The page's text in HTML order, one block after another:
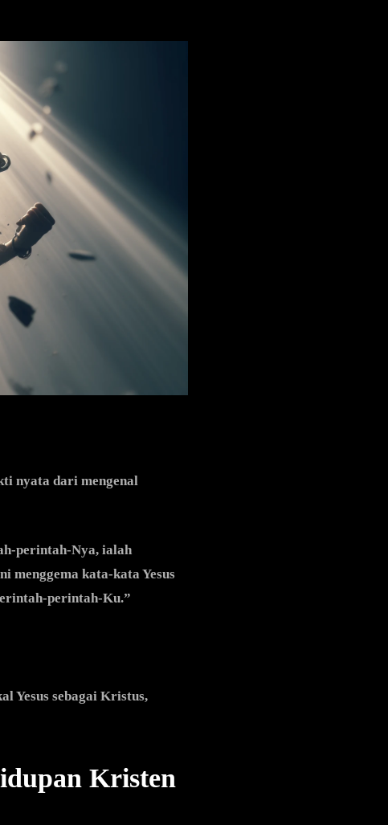
nyata dari mengenal
perintah-Nya, ialah
menggema kata-kata Yesus
perintah-Ku.”
Yesus sebagai Kristus,
Kristen